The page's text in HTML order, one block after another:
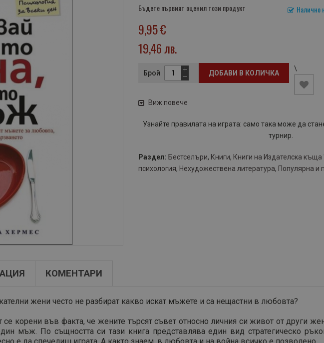
Налично
Бъдете първият оценил този продукт
9,95 €
19,46 лв.
Брой ДОБАВИ В КОЛИЧКА
\
Виж повече
Узнайте правилата на играта: само така може да
турнир.
Раздел: Бестселъри, Книги, Книги на Издателска
психология, Нехудожествена литература, Популярна и
КОМЕНТАРИ
жени често не разбират какво искат мъжете и са нещастни в любовта?
се корени във факта, че жените търсят съвет относно личния си живот от други
мъж. По същността си тази книга представлява един вид стратегическо